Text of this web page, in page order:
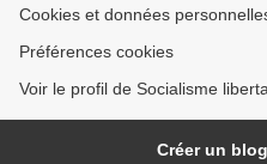
Cookies et données
Préférences cookies
Voir le profil de Socialisme
Créer un